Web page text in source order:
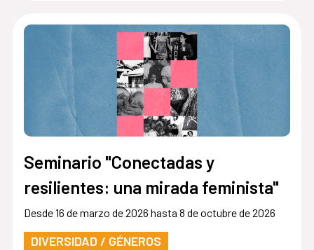
Seminario "Conectadas y
resilientes: una mirada feminista"
Desde 16 de marzo de 2026 hasta 8 de octubre de 2026
DIVERSIDAD / GÉNEROS